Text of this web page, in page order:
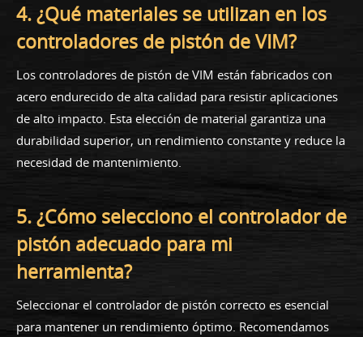
4. ¿Qué materiales se utilizan en los
controladores de pistón de VIM?
Los controladores de pistón de VIM están fabricados con
acero endurecido de alta calidad para resistir aplicaciones
de alto impacto. Esta elección de material garantiza una
durabilidad superior, un rendimiento constante y reduce la
necesidad de mantenimiento.
5. ¿Cómo selecciono el controlador de
pistón adecuado para mi
herramienta?
Seleccionar el controlador de pistón correcto es esencial
para mantener un rendimiento óptimo. Recomendamos